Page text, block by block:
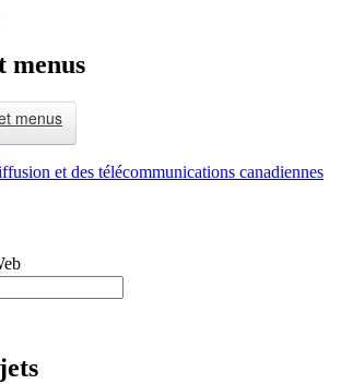
menus
menus
et des télécommunications canadiennes